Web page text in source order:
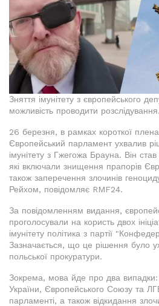
Зняття імунітету з європейського
можливість проводити розслідування.
26 березня, в рамках короткої
Європейський парламент ухвалив
імунітету з Гжегожа Брауна. Він
які включали знищення прапорів
також заперечення злочинів
Рейхом, повідомляє RMF24.
За повідомленням видання,
проголосували на користь двох
імунітету політика з партії
Зазначається, що це рішення було
польської прокуратури.
Зокрема, мова йде про два випадки:
України, Європейського Союзу та
парламенті, а також відкидання